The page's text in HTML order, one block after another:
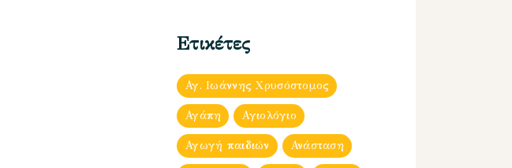
Ετικέτες
Αγ. Ιωάννης Χρυσόστομος
Αγάπη Αγιολόγιο
Αγωγή παιδιών Ανάσταση